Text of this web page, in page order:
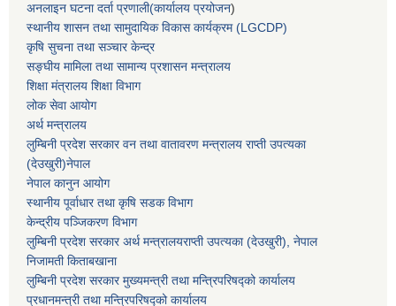
अनलाइन घटना दर्ता प्रणाली(कार्यालय प्रयोजन)
स्थानीय शासन तथा सामुदायिक विकास कार्यक्रम (LGCDP)
कृषि सुचना तथा सञ्चार केन्द्र
सङ्घीय मामिला तथा सामान्य प्रशासन मन्त्रालय
शिक्षा मंत्रालय शिक्षा विभाग
लोक सेवा आयोग
अर्थ मन्त्रालय
लुम्बिनी प्रदेश सरकार वन तथा वातावरण मन्त्रालय राप्ती उपत्यका
(देउखुरी)नेपाल
नेपाल कानुन आयोग
स्थानीय पूर्वाधार तथा कृषि सडक विभाग
केन्द्रीय पञ्जिकरण विभाग
लुम्बिनी प्रदेश सरकार अर्थ मन्त्रालयराप्ती उपत्यका (देउखुरी), नेपाल
निजामती किताबखाना
लुम्बिनी प्रदेश सरकार मुख्यमन्त्री तथा मन्त्रिपरिषद्को कार्यालय
प्रधानमन्त्री तथा मन्त्रिपरिषद्को कार्यालय